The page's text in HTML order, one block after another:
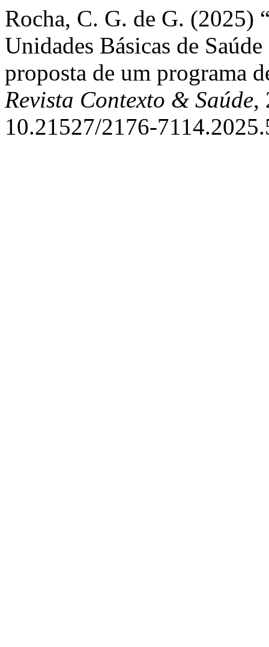
Rocha, C. G. de G. (2025)
Unidades Básicas de
proposta de um programa
Revista Contexto & Saúde,
10.21527/2176-